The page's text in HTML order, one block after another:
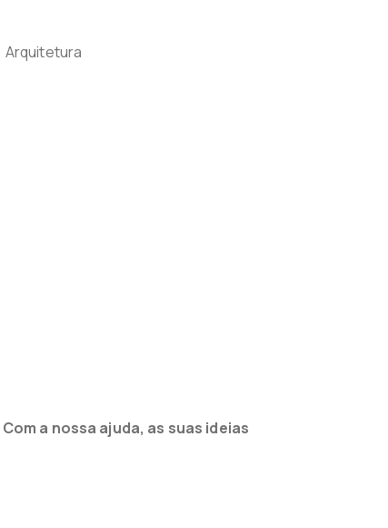
Com a nossa ajuda, as suas ideias